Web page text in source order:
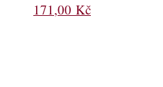
171,00 Kč